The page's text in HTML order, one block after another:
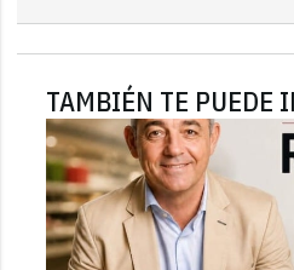
TAMBIÉN TE PUEDE